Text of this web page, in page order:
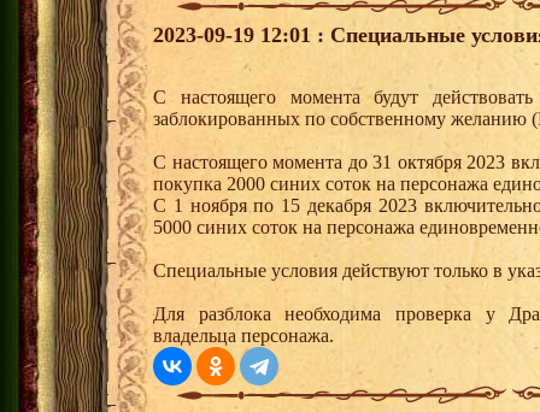
2023-09-19 12:01 : Специальные
С настоящего момента будут
заблокированных по собственному
С настоящего момента до 31 октября 2023
покупка 2000 синих соток на персонажа
С 1 ноября по 15 декабря 2023
5000 синих соток на персонажа
Специальные условия действуют только в
Для разблока необходима проверка у
владельца персонажа.